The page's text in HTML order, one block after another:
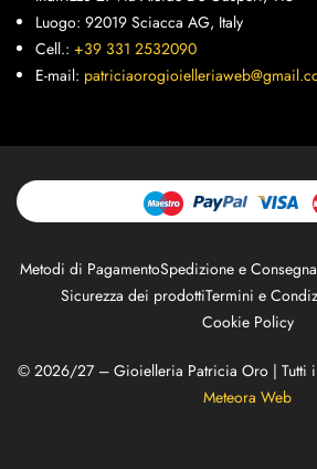
Luogo: 92019 Sciacca AG, Italy
Cell.: +39 331 2532090
E-mail:
Metodi di PagamentoSpedizione e Consegna
Sicurezza dei prodottiTermini e
Cookie Policy
© 2026/27 – Gioielleria Patricia Oro | Tutti i
Meteora Web